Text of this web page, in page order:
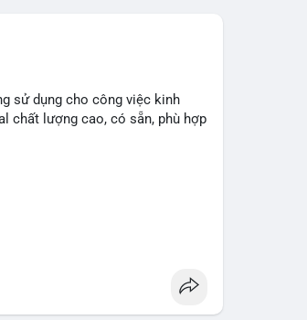
sử dụng cho công việc kinh
chất lượng cao, có sẵn, phù hợp